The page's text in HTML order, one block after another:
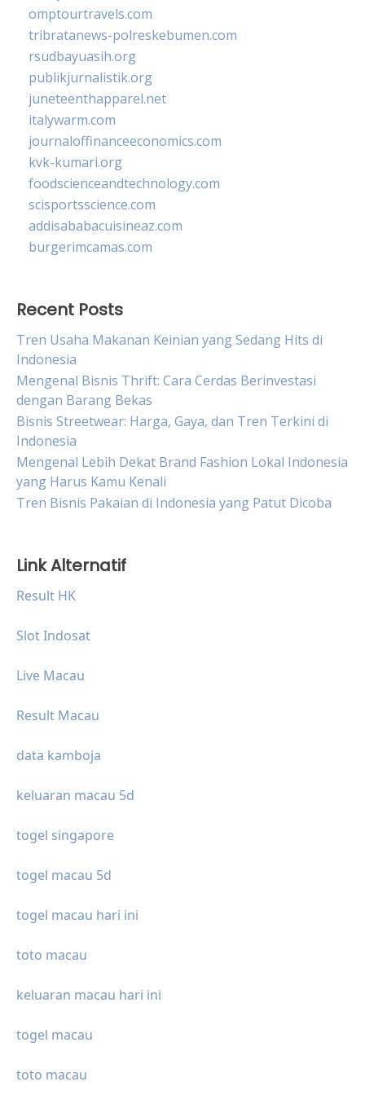
omptourtravels.com
tribratanews-polreskebumen.com
rsudbayuasih.org
publikjurnalistik.org
juneteenthapparel.net
italywarm.com
journaloffinanceeconomics.com
kvk-kumari.org
foodscienceandtechnology.com
scisportsscience.com
addisababacuisineaz.com
burgerimcamas.com
Recent Posts
Tren Usaha Makanan Keinian yang Sedang Hits di
Indonesia
Mengenal Bisnis Thrift: Cara Cerdas Berinvestasi
dengan Barang Bekas
Bisnis Streetwear: Harga, Gaya, dan Tren Terkini di
Indonesia
Mengenal Lebih Dekat Brand Fashion Lokal Indonesia
yang Harus Kamu Kenali
Tren Bisnis Pakaian di Indonesia yang Patut Dicoba
Link Alternatif
Result HK
Slot Indosat
Live Macau
Result Macau
data kamboja
keluaran macau 5d
togel singapore
togel macau 5d
togel macau hari ini
toto macau
keluaran macau hari ini
togel macau
toto macau